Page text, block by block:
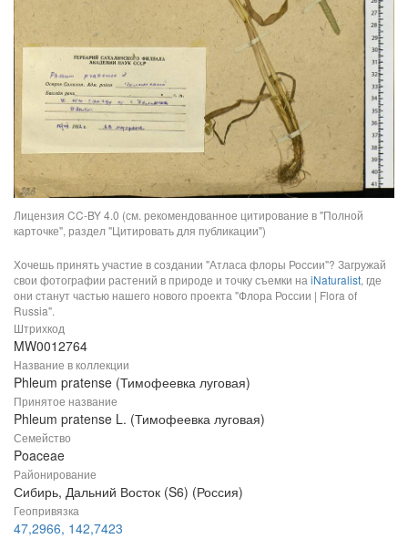
Лицензия CC-BY 4.0 (см. рекомендованное цитирование в "Полной
карточке", раздел "Цитировать для публикации")
Хочешь принять участие в создании "Атласа флоры России"? Загружай
свои фотографии растений в природе и точку съемки на iNaturalist, где
они станут частью нашего нового проекта "Флора России | Flora of
Russia".
Штрихкод
MW0012764
Название в коллекции
Phleum pratense (Тимофеевка луговая)
Принятое название
Phleum pratense L. (Тимофеевка луговая)
Семейство
Poaceae
Районирование
Сибирь, Дальний Восток (S6) (Россия)
Геопривязка
47,2966, 142,7423